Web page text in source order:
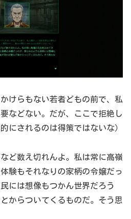
けらもない若者どもの前で、私
などない。だが、ここで拒絶し
にされるのは得策ではないな）
ど数え切れんよ。私は常に高嶺
験もそれなりの家柄の令嬢だっ
には想像もつかん世界だろう
からついてくるものだ。そう思